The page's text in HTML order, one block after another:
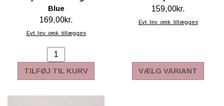
Blue
169,00kr.
Evt. lev. omk. tillægges
TILFØJ TIL KURV
159,00kr.
Evt. lev. omk. tillægges
VÆLG VARIANT